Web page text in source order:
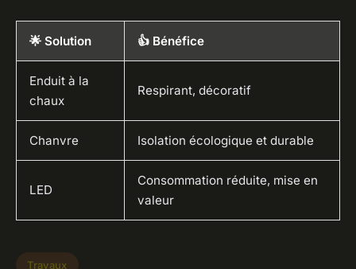
🌟 Solution 👍 Bénéfice
Enduit à la
chaux
Respirant, décoratif
Chanvre Isolation écologique et durable
LED
Consommation réduite, mise en
valeur
Travaux